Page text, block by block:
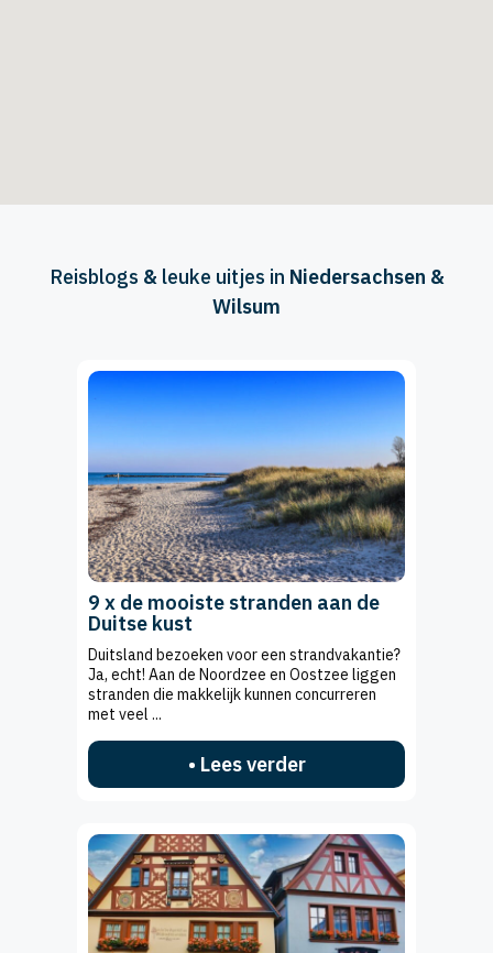
Reisblogs & leuke uitjes in Niedersachsen &
Wilsum
9 x de mooiste stranden aan de
Duitse kust
Duitsland bezoeken voor een strandvakantie?
Ja, echt! Aan de Noordzee en Oostzee liggen
stranden die makkelijk kunnen concurreren
met veel ...
• Lees verder